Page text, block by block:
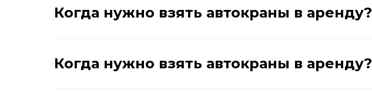
Когда нужно взять автокраны в аренду?
Когда нужно взять автокраны в аренду?